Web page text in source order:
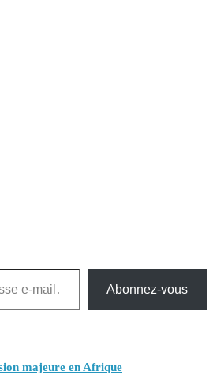
Abonnez-vous
majeure en Afrique